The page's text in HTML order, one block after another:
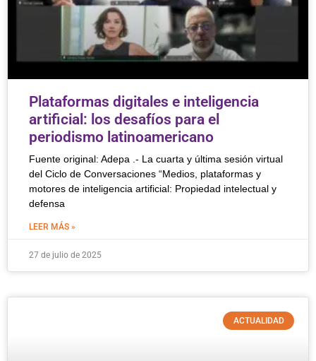
Plataformas digitales e inteligencia
artificial: los desafíos para el
periodismo latinoamericano
Fuente original: Adepa .- La cuarta y última sesión virtual
del Ciclo de Conversaciones “Medios, plataformas y
motores de inteligencia artificial: Propiedad intelectual y
defensa
LEER MÁS »
27 de julio de 2025
ACTUALIDAD